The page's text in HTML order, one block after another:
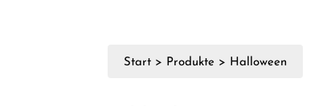
Start > Produkte > Halloween